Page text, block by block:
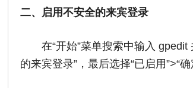
二、启用不安全的来宾登录
在“开始”菜单搜索中输入 gpedit
的来宾登录”，最后选择“已启用”>“确